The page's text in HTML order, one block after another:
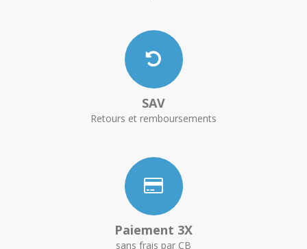
SAV
Retours et remboursements
Paiement 3X
sans frais par CB